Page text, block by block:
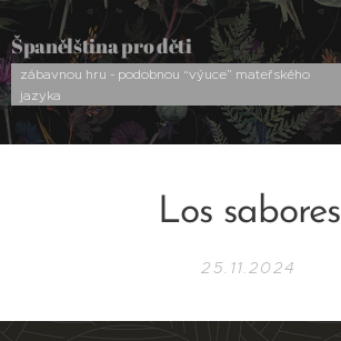
Španělština pro děti
zábavnou hru - podobnou “výuce” mateřského
jazyka
Los sabores
25.11.2024